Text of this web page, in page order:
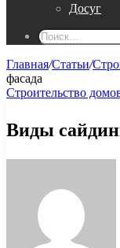
Досуг
Главная/Статьи/
фасада
Строительство
Виды